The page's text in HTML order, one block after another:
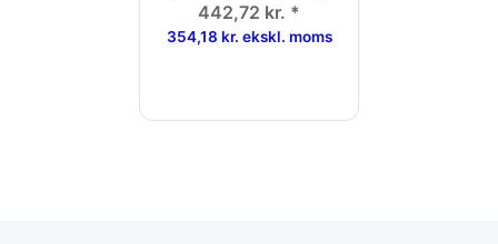
442,72 kr. *
354,18 kr. ekskl. moms